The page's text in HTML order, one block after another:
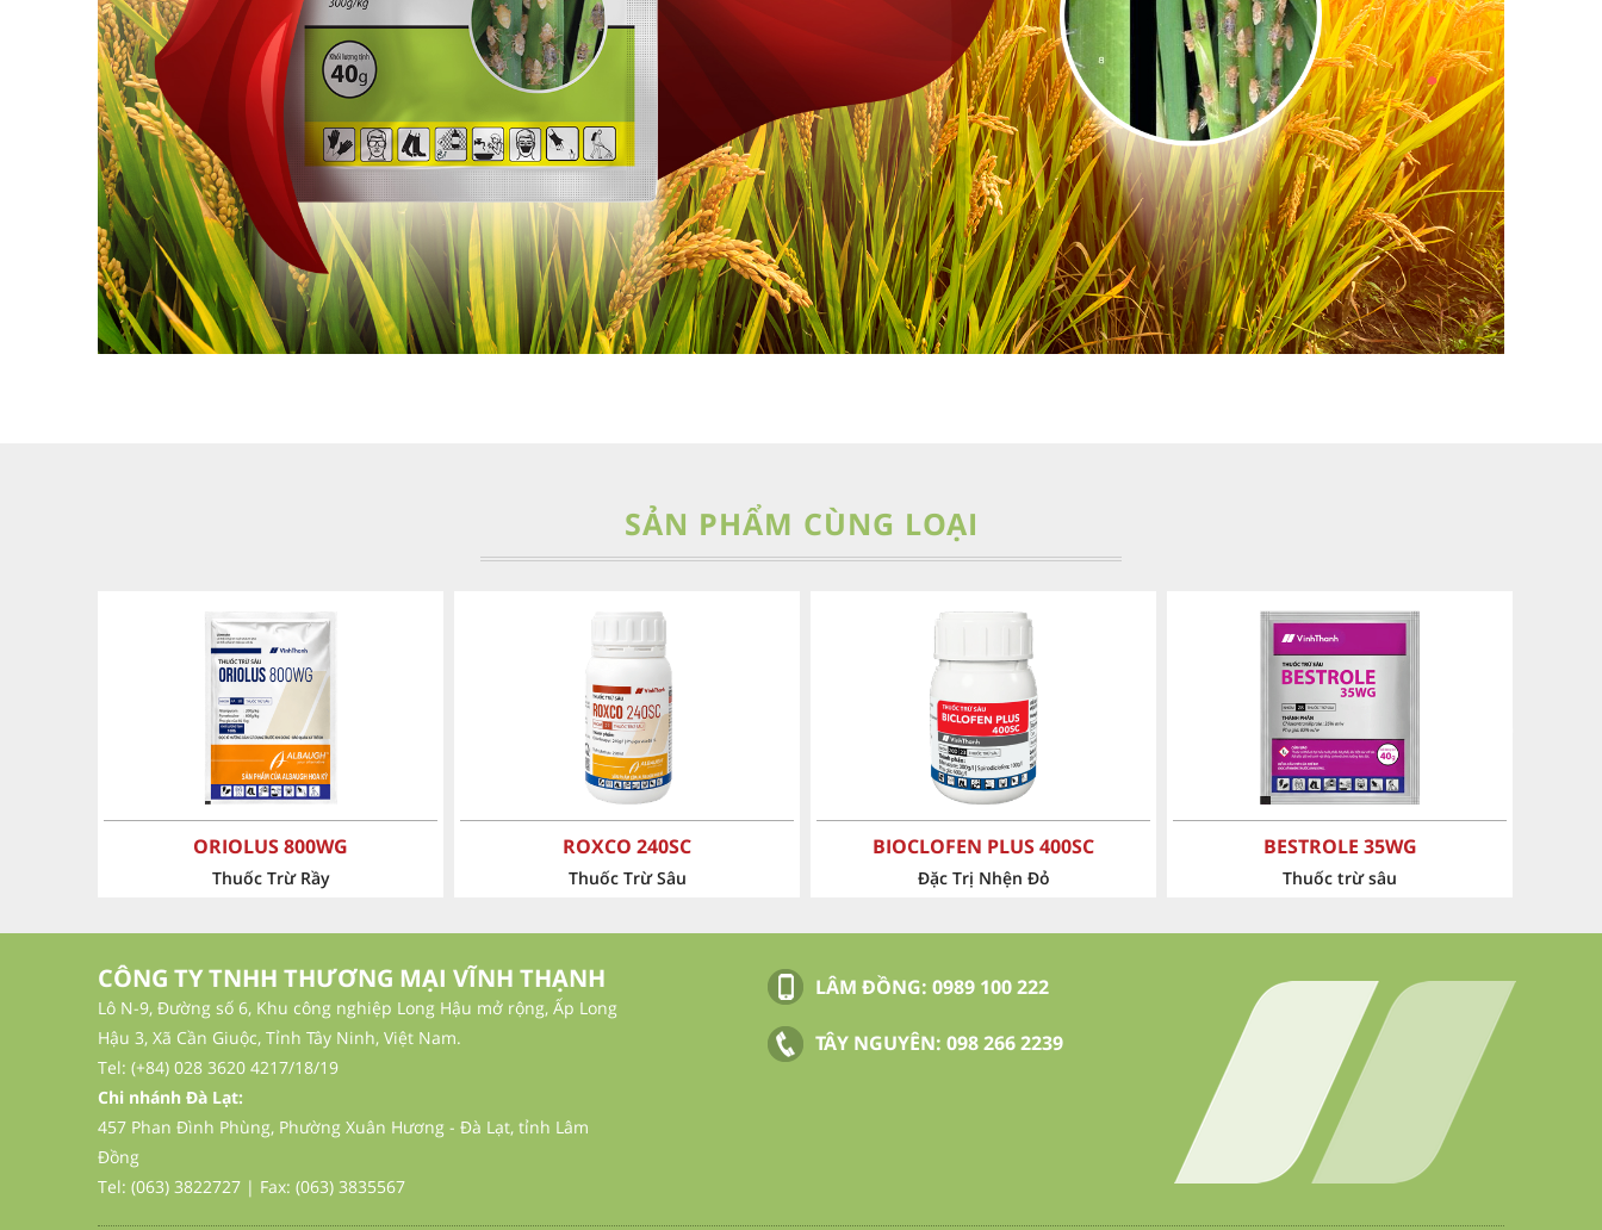
SẢN PHẨM CÙNG LOẠI
ROXCO 240SC
Thuốc Trừ Sâu
BIOCLOFEN PLUS 400SC
Đặc Trị Nhện Đỏ
BESTROLE 35WG
Thuốc trừ sâu
FORMITE 45SC
Thuốc trừ sâu
CÔNG TY TNHH THƯƠNG MẠI VĨNH THẠNH
Lô N-9, Đường số 6, Khu công nghiệp Long Hậu mở rộng, Ấp Long
Hậu 3, Xã Cần Giuộc, Tỉnh Tây Ninh, Việt Nam.
Tel: (+84) 028 3620 4217/18/19
Chi nhánh Đà Lạt:
457 Phan Đình Phùng, Phường Xuân Hương - Đà Lạt, tỉnh Lâm
Đồng
Tel: (063) 3822727 | Fax: (063) 3835567
LÂM ĐỒNG: 0989 100 222
TÂY NGUYÊN: 098 266 2239